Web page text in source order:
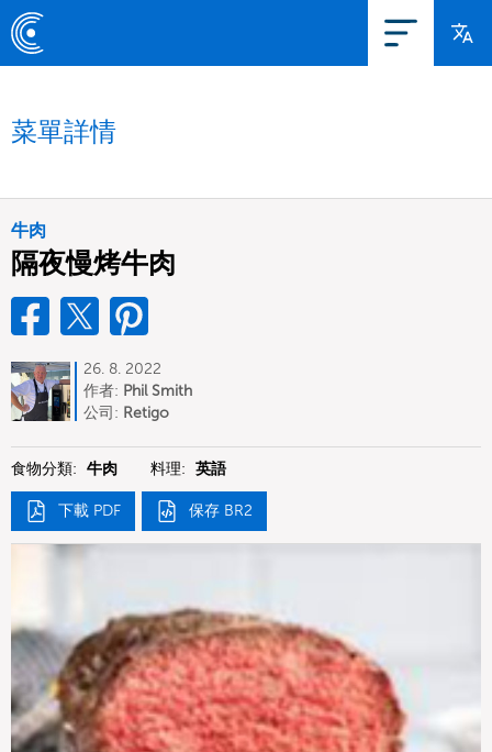
菜單詳情
牛肉
隔夜慢烤牛肉
26. 8. 2022
作者: Phil Smith
公司: Retigo
食物分類: 牛肉 料理: 英語
下載 PDF 保存 BR2